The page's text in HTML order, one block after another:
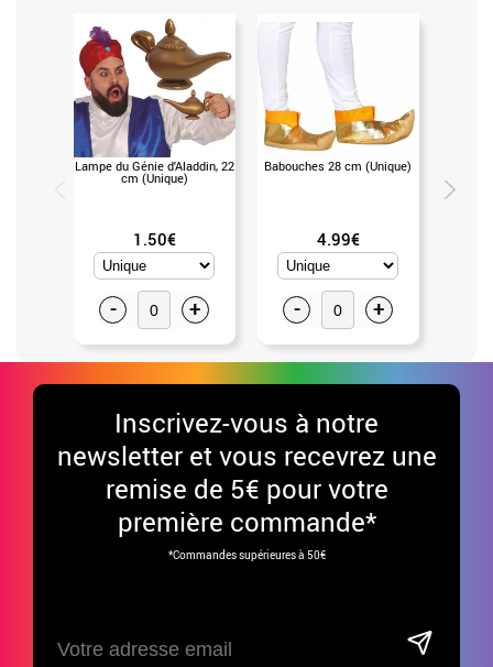
Lampe du Génie d'Aladdin, 22
cm (Unique)
1.50€
- +
Babouches 28 cm (Unique)
4.99€
- +
Inscrivez-vous à notre
newsletter et vous recevrez une
remise de 5€ pour votre
première commande*
*Commandes supérieures à 50€